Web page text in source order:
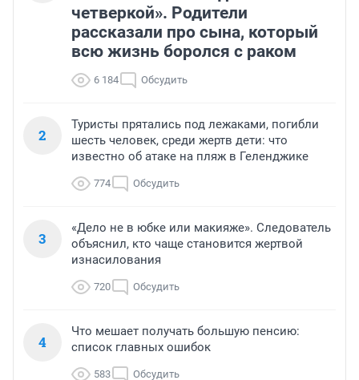
четверкой». Родители
рассказали про сына, который
всю жизнь боролся с раком
6 184 Обсудить
2
Туристы прятались под лежаками, погибли
шесть человек, среди жертв дети: что
известно об атаке на пляж в Геленджике
774 Обсудить
3
«Дело не в юбке или макияже». Следователь
объяснил, кто чаще становится жертвой
изнасилования
720 Обсудить
4
Что мешает получать большую пенсию:
список главных ошибок
583 Обсудить